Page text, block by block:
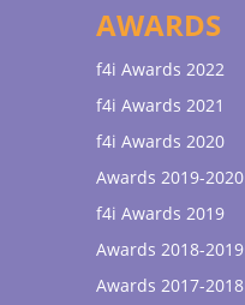
AWARDS
f4i Awards 2022
f4i Awards 2021
f4i Awards 2020
Awards 2019-2020
f4i Awards 2019
Awards 2018-2019
Awards 2017-2018